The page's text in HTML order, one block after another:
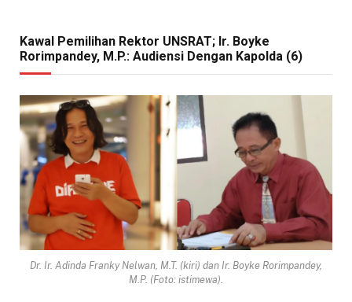
Kawal Pemilihan Rektor UNSRAT; Ir. Boyke
Rorimpandey, M.P.: Audiensi Dengan Kapolda (6)
Dr. Ir. Adinda Franky Nelwan, M.T. (kiri) dan Ir. Boyke Rorimpandey,
M.P. (Foto: istimewa).